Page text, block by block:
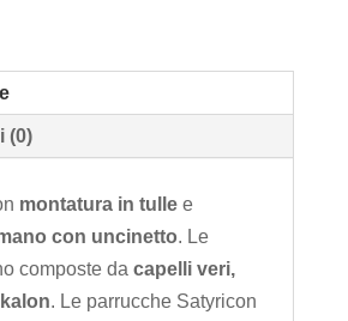
(0)
montatura in tullee
con uncinetto. Le
composte da capelli veri,
. Le parrucche Satyricon